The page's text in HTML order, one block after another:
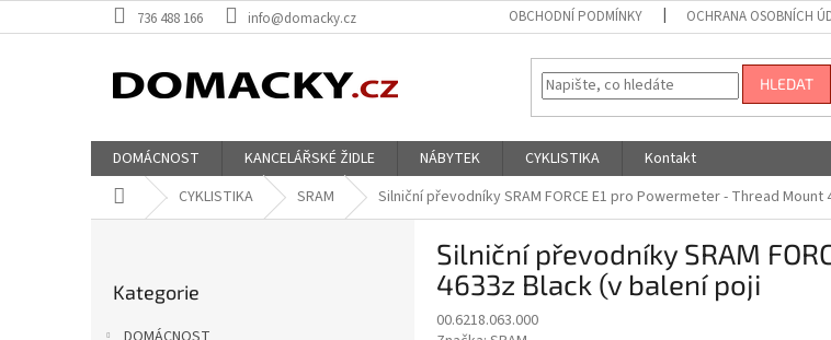
na
736 488 166 info@domacky.cz OBCHODNÍ PODMÍNKY OCHRANA OSOBNÍCH
HLEDAT
DOMÁCNOST KANCELÁŘSKÉ ŽIDLE NÁBYTEK CYKLISTIKA
Kontakt
Domů CYKLISTIKA SRAM Silniční převodníky SRAM FORCE E1 pro Powermeter - Thread Mount
kategorie
Kategorie
Silniční převodníky SRAM
4633z Black (v balení poji
00.6218.063.000